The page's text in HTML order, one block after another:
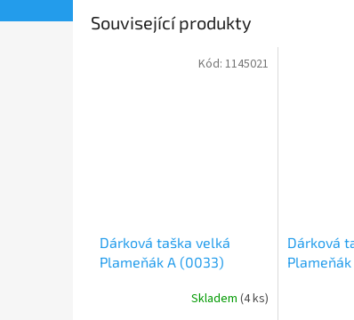
Související produkty
Dárková taška velká
Plameňák A (0033)
Skladem (4 ks)
Kód: 1145021
Dárková